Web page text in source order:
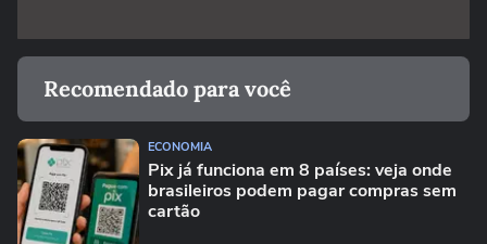
Recomendado para você
ECONOMIA
Pix já funciona em 8 países: veja onde
brasileiros podem pagar compras sem
cartão